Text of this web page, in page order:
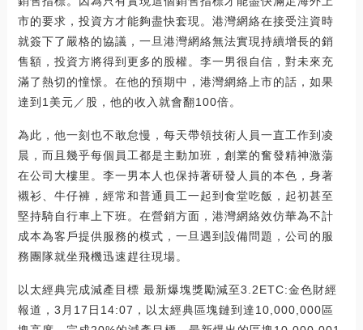
市的要求，投資方才能夠盡快套現。港灣網絡在接受注資時
就簽下了嚴格的協議，一旦港灣網絡無法實現持續增長的銷
售額，投資方將得到更多的股權。李一男很自信，對未來充
滿了熱切的憧憬。在他的預期中，港灣網絡上市的話，如果
達到1美元／股，他的收入就會翻100倍。
為此，他一刻也不敢怠慢，每天帶領技術人員一直工作到凌
晨，而且幾乎每個員工都是主動加班，創業的奮發精神激蕩
在公司大樓里。李一男本人也保持著研發人員的本色，身著
襯衫、牛仔褲，經常和普通員工一起到食堂吃飯，起初甚至
堅持騎自行車上下班。在營銷方面，港灣網絡效仿華為不計
成本為客戶提供服務的模式，一旦遇到設備問題，公司的服
務團隊就坐飛機迅速趕往現場。
以太經典完成減產目標 最新爆塊獎勵減至3.2ETC:金色財經
報道，3月17日14:07，以太經典區塊鏈到達10,000,000區